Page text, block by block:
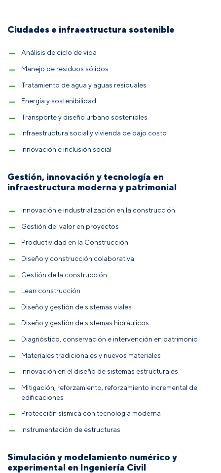
Ciudades e infraestructura sostenible
Análisis de ciclo de vida
Manejo de residuos sólidos
Tratamiento de agua y aguas residuales
Energía y sostenibilidad
Transporte y diseño urbano sostenibles
Infraestructura social y vivienda de bajo costo
Innovación e inclusión social
Gestión, innovación y tecnología en
infraestructura moderna y patrimonial
Innovación e industrialización en la construcción
Gestión del valor en proyectos
Productividad en la Construcción
Diseño y construcción colaborativa
Gestión de la construcción
Lean construcción
Diseño y gestión de sistemas viales
Diseño y gestión de sistemas hidráulicos
Diagnóstico, conservación e intervención en patrimonio
Materiales tradicionales y nuevos materiales
Innovación en el diseño de sistemas estructurales
Mitigación, reforzamiento, reforzamiento incremental de
edificaciones
Protección sísmica con tecnología moderna
Instrumentación de estructuras
Simulación y modelamiento numérico y
experimental en Ingeniería Civil